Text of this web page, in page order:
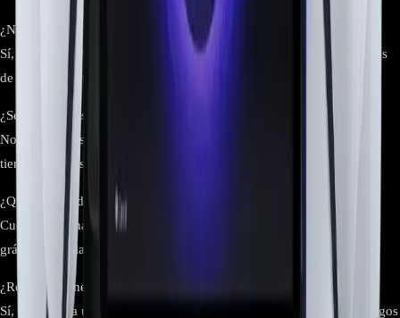
¿Necesito una PS5 para usar PlayStation Portal?
Sí, este dispositivo requiere una PlayStation® 5 para transmitir juegos
de forma remota mediante conexión a internet.
¿Se pueden descargar juegos en PlayStation Portal?
No, este dispositivo no permite descargas. Solo transmite juegos en
tiempo real desde una PS5 vinculada.
¿Qué calidad de imagen ofrece?
Cuenta con una pantalla de alta resolución que permite disfrutar de
gráficos detallados y fluidos en juegos como Spider-Man 2.
¿Requiere conexión a internet para jugar?
Sí, se necesita una conexión estable a internet para transmitir los juegos